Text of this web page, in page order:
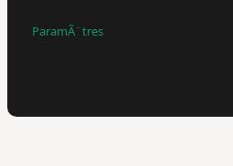
VERKAUF VON ALKOHOL NUR AN
ParamÃ¨tres